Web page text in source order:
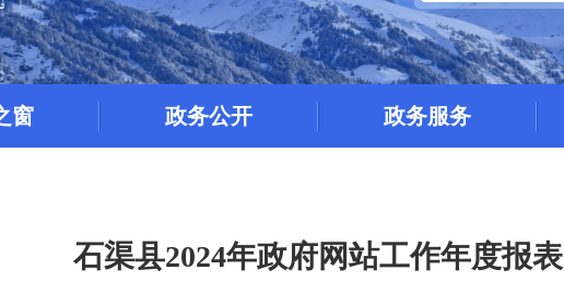
窗 政务公开 政务服务
石渠县2024年政府网站工作年度报表